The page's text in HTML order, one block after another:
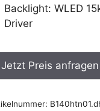
Backlight: WLED
Driver
Jetzt Preis anfragen